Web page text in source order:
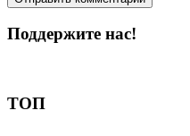
Поддержите нас!
ТОП